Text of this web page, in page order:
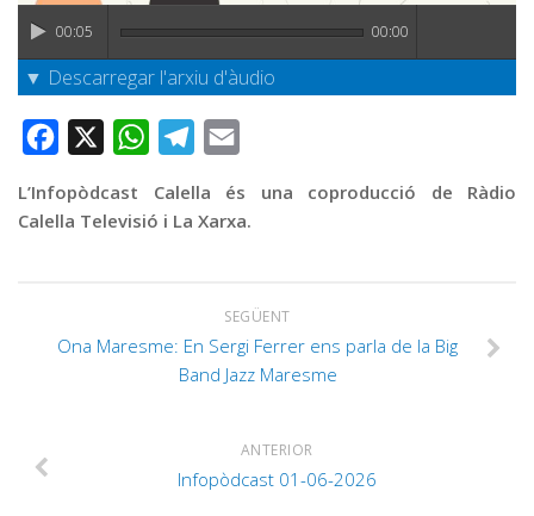
Publicitat
Contacte
00:05 00:00
▼ Descarregar l'arxiu d'àudio
Facebook WhatsAppTelegram
L’Infopòdcast Calella és una coproducció de Ràdio
Calella Televisió i La Xarxa.
SEGÜENT
Ona Maresme: En Sergi Ferrer ens parla de la Big
Band Jazz Maresme
ANTERIOR
Infopòdcast 01-06-2026